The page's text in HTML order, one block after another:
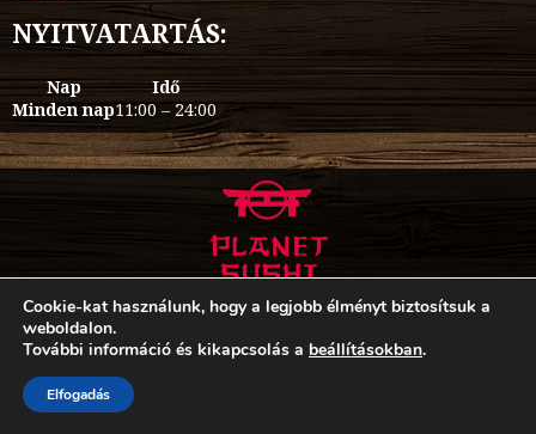
NYITVATARTÁS:
Nap
Idő
Minden nap11:00 – 24:00
Teljes étlap
Allergén étlap
ÁSZF és Adatkezelési Tájékoztató
Oldaltérkép
Cookie-kat használunk, hogy a legjobb élményt biztosítsuk a
weboldalon.
További információ és kikapcsolás a beállításokban.
Elfogadás